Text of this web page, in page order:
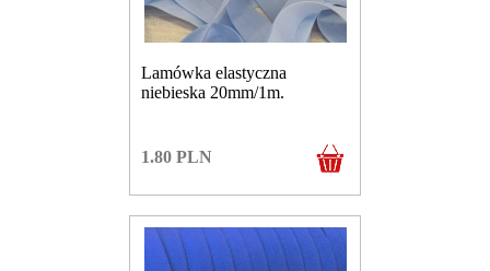
Lamówka elastyczna
niebieska 20mm/1m.
1.80 PLN